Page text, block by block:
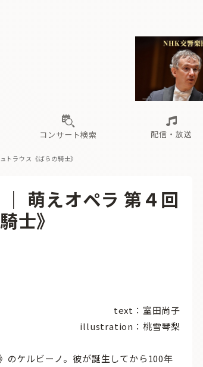
ラの楽屋から 海の向こうの音楽家 Aからの眺望
ーケストラコンサート
過去の特集
コンサート検索 配信・放送
有料ライブ配信スケジュール
ま や わ
Aからの眺望
トラウス《ばらの騎士》
萌えオペラ 第４回
士》
text：室田尚子
illustration：桃雪琴梨
のケルビーノ。彼が誕生してから100年